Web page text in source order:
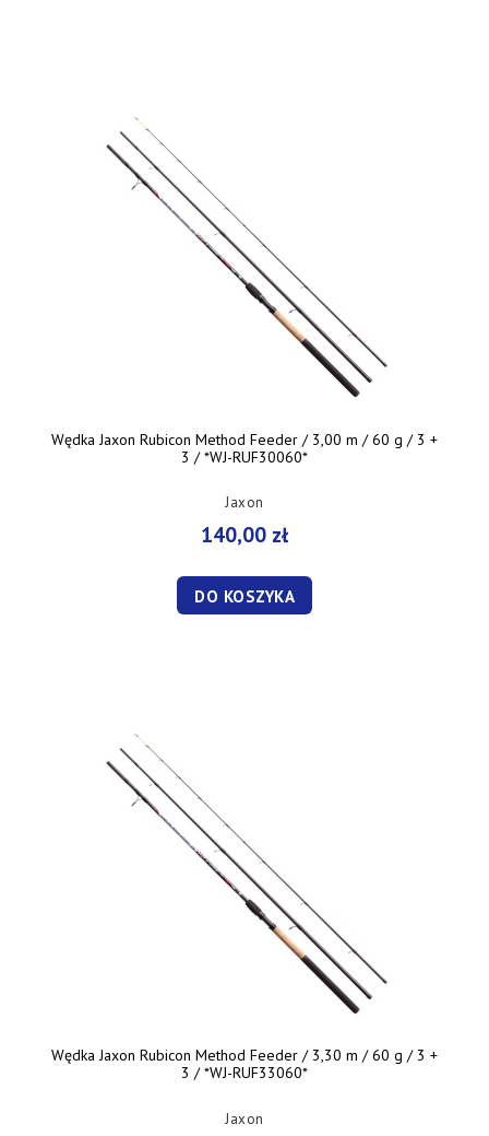
Wędka Jaxon Rubicon Method Feeder / 3,00 m / 60 g / 3 +
3 / *WJ-RUF30060*
Jaxon
140,00 zł
DO KOSZYKA
Wędka Jaxon Rubicon Method Feeder / 3,30 m / 60 g / 3 +
3 / *WJ-RUF33060*
Jaxon